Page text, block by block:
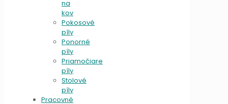
na
kov
Pokosové
píly
Ponorné
píly
Priamočiare
píly
Stolové
píly
Pracovné